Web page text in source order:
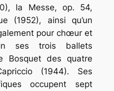
la Messe, op. 54,
(1952), ainsi qu’un
pour chœur et
ses trois ballets
Bosquet des quatre
(1944). Ses
occupent sept